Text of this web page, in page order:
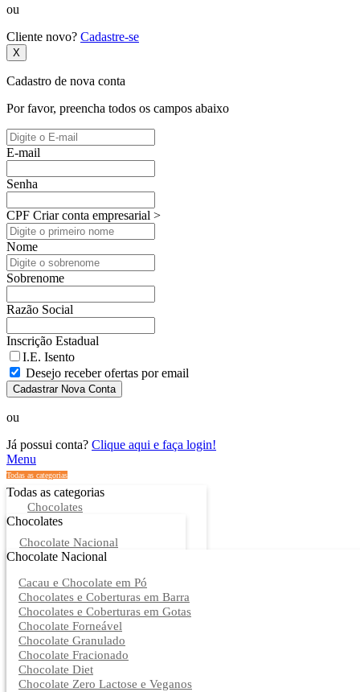
ou
Cliente novo? Cadastre-se
X
Cadastro de nova conta
Por favor, preencha todos os campos abaixo
E-mail
Senha
CPF Criar conta empresarial >
Nome
Sobrenome
Razão Social
Inscrição Estadual
I.E. Isento
Desejo receber ofertas por email
Cadastrar Nova Conta
ou
Já possui conta? Clique aqui e faça login!
Menu
Todas as categorias
Todas as categorias
Chocolates
Chocolates
Chocolate Nacional
Chocolate Nacional
Cacau e Chocolate em Pó
Chocolates e Coberturas em Barra
Chocolates e Coberturas em Gotas
Chocolate Forneável
Chocolate Granulado
Chocolate Fracionado
Chocolate Diet
Chocolate Zero Lactose e Veganos